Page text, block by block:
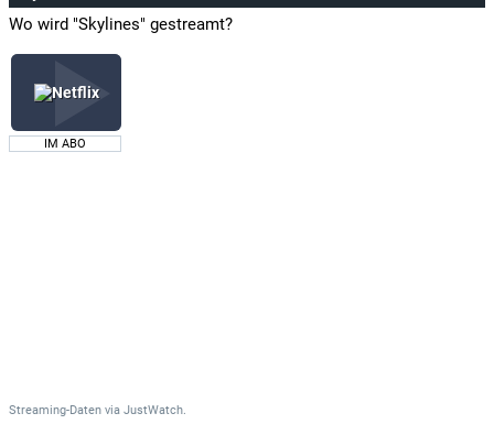
Wo wird "Skylines" gestreamt?
IM ABO
Streaming-Daten via JustWatch.